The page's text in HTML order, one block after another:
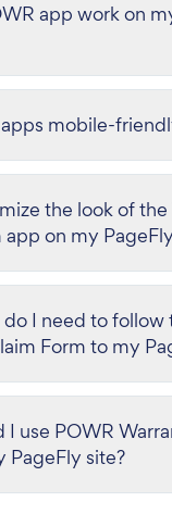
app work on
mobile-
the look of
app on my
I need to follow
Form to my
I use POWR
PageFly site?